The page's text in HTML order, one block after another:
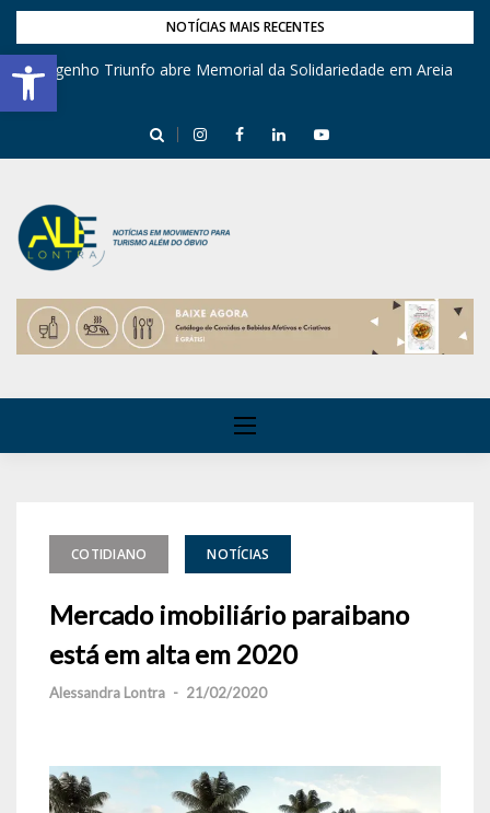
Barra de Ferramentas Aberta
NOTÍCIAS MAIS RECENTES
Engenho Triunfo abre Memorial da Solidariedade em Areia
COTIDIANO NOTÍCIAS
Mercado imobiliário paraibano
está em alta em 2020
Alessandra Lontra - 21/02/2020